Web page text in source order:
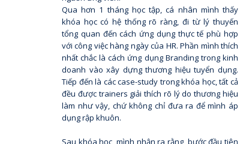
Qua hơn 1 tháng học tập, cá nhân mình thấy
khóa học có hệ thống rõ ràng, đi từ lý thuyến
tổng quan đến cách ứng dụng thực tế phù hợp
với công việc hàng ngày của HR. Phần mình thích
nhất chắc là cách ứng dụng Branding trong kinh
doanh vào xây dựng thương hiệu tuyển dụng.
Tiếp đến là các case-study trong khóa học, tất cả
đều được trainers giải thích rõ lý do thương hiệu
làm như vậy, chứ không chỉ đưa ra để mình áp
dụng rập khuôn.
Sau khóa học, mình nhận ra rằng, bước đầu tiên